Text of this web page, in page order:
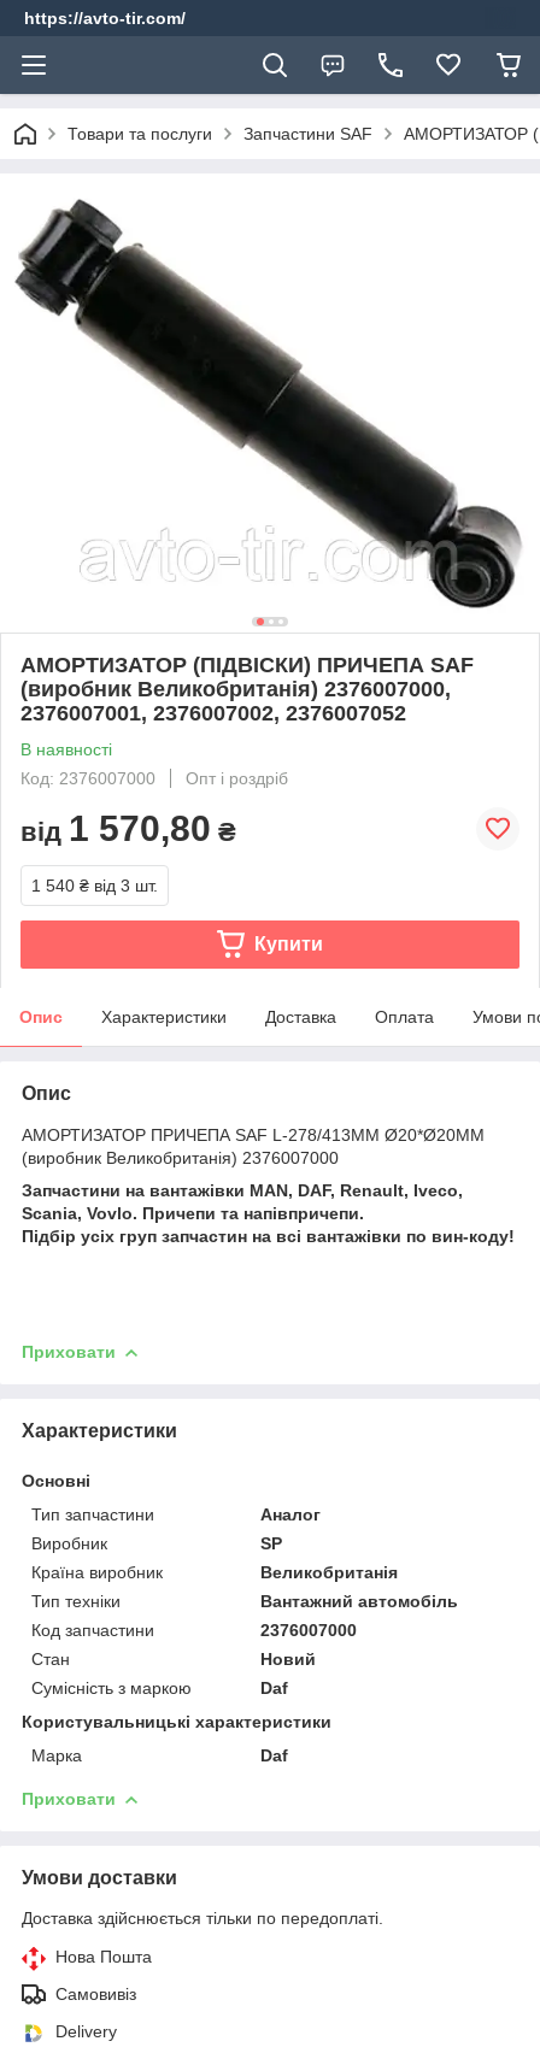
https://avto-tir.com/
Товари та послуги Запчастини SAF АМОРТИЗАТОР
АМОРТИЗАТОР (ПІДВІСКИ) ПРИЧЕПА SAF
(виробник Великобританія) 2376007000,
2376007001, 2376007002, 2376007052
В наявності
Код: 2376007000
Опт і роздріб
від 1 570,80 ₴
1 540 ₴ від 3 шт.
Купити
Опис Характеристики Доставка Оплата Умови
Опис
АМОРТИЗАТОР ПРИЧЕПА SAF L-278/413ММ Ø20*Ø20MM
(виробник Великобританія) 2376007000
Запчастини на вантажівки MAN, DAF, Renault, Iveco,
Scania, Vovlo. Причепи та напівпричепи.
Підбір усіх груп запчастин на всі вантажівки по вин-коду!
Приховати
Характеристики
Основні
Тип запчастини
Аналог
Виробник
SP
Країна виробник
Великобританія
Тип техніки
Вантажний автомобіль
Код запчастини
2376007000
Стан
Новий
Сумісність з маркою
Daf
Користувальницькі характеристики
Марка
Daf
Приховати
Умови доставки
Доставка здійснюється тільки по передоплаті.
Нова Пошта
Самовивіз
Delivery